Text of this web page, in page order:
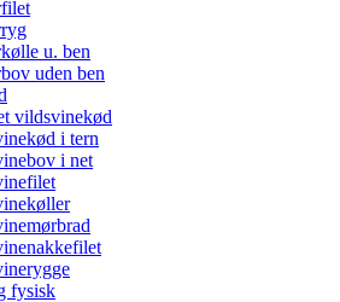
u. ben
uden ben
vildsvinekød
i tern
i net
fysisk